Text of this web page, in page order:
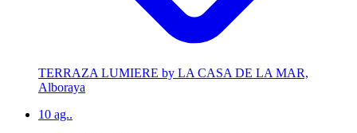
TERRAZA LUMIERE by LA CASA DE LA MAR,
Alboraya
10 ag..